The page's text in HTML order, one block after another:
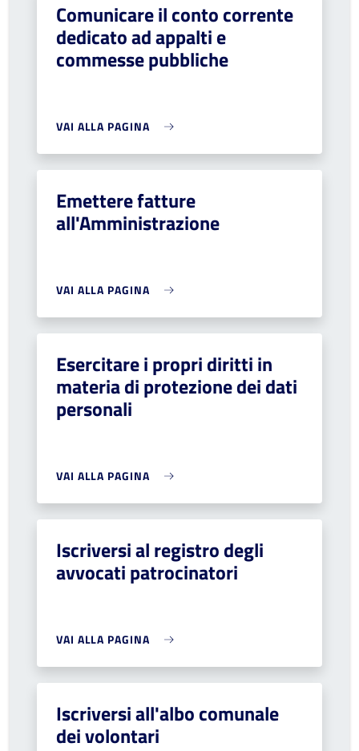
Comunicare il conto corrente
dedicato ad appalti e
commesse pubbliche
VAI ALLA PAGINA
Emettere fatture
all'Amministrazione
VAI ALLA PAGINA
Esercitare i propri diritti in
materia di protezione dei dati
personali
VAI ALLA PAGINA
Iscriversi al registro degli
avvocati patrocinatori
VAI ALLA PAGINA
Iscriversi all'albo comunale
dei volontari